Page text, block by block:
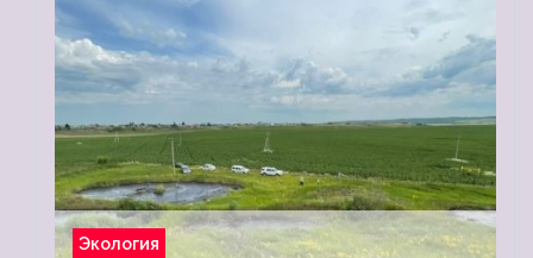
Экология